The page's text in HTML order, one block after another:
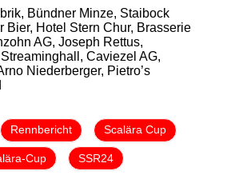
Bündner Minze, Staibock
Bier, Hotel Stern Chur, Brasserie
AG, Joseph Rettus,
Caviezel AG,
Niederberger, Pietro’s
Rennbericht Scalära Cup
Cup SSR24